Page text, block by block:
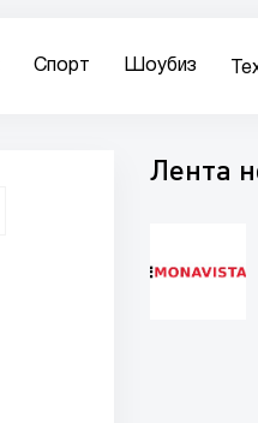
Спорт Шоубиз
Лента